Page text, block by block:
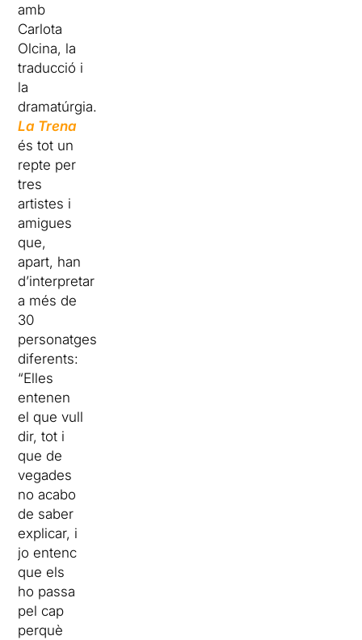
amb
Carlota
Olcina, la
traducció i
la
dramatúrgia.
La Trena
és tot un
repte per
tres
artistes i
amigues
que,
apart, han
d’interpretar
a més de
30
personatges
diferents:
“Elles
entenen
el que vull
dir, tot i
que de
vegades
no acabo
de saber
explicar, i
jo entenc
que els
ho passa
pel cap
perquè